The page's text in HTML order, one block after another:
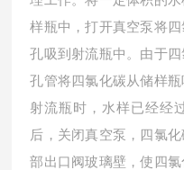
样瓶中，打开真空泵将
孔吸到射流瓶中。由于
孔管将四氯化碳从储样
射流瓶时，水样已经经
后，关闭真空泵，四氯
部出口阀玻璃壁，使四